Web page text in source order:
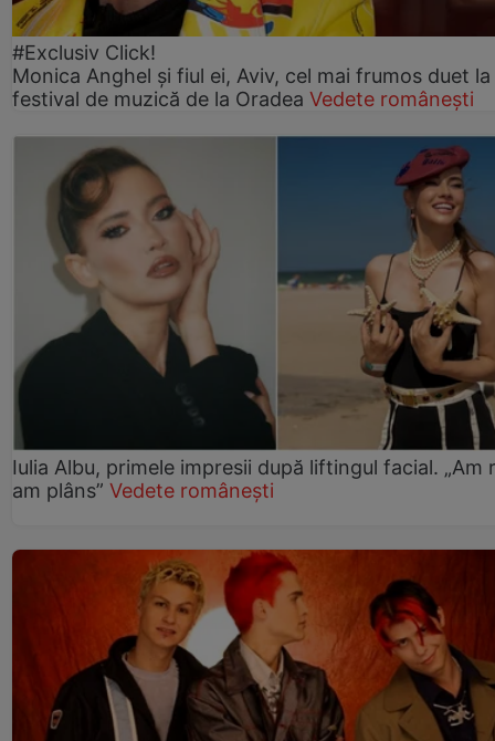
#Exclusiv Click!
Monica Anghel și fiul ei, Aviv, cel mai frumos duet la
festival de muzică de la Oradea Vedete românești
Iulia Albu, primele impresii după liftingul facial. „Am
am plâns” Vedete românești